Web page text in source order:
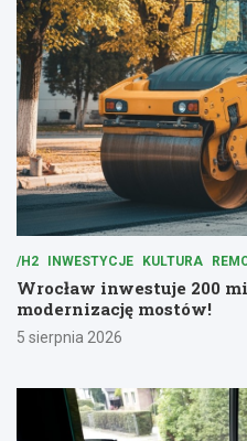
/H2 INWESTYCJE KULTURA
Wrocław inwestuje 200
modernizację mostów!
5 sierpnia 2026